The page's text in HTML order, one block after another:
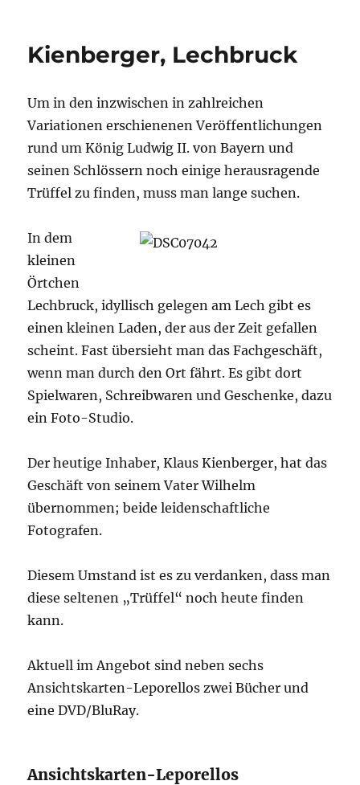
h
st
Kienberger, Lechbruck
Um in den inzwischen in zahlreichen
Variationen erschienenen Veröffentlichungen
rund um König Ludwig II. von Bayern und
seinen Schlössern noch einige herausragende
Trüffel zu finden, muss man lange suchen.
In dem
kleinen
Örtchen
Lechbruck, idyllisch gelegen am Lech gibt es
einen kleinen Laden, der aus der Zeit gefallen
scheint. Fast übersieht man das Fachgeschäft,
wenn man durch den Ort fährt. Es gibt dort
Spielwaren, Schreibwaren und Geschenke, dazu
ein Foto-Studio.
Der heutige Inhaber, Klaus Kienberger, hat das
Geschäft von seinem Vater Wilhelm
übernommen; beide leidenschaftliche
Fotografen.
Diesem Umstand ist es zu verdanken, dass man
diese seltenen „Trüffel“ noch heute finden
kann.
Aktuell im Angebot sind neben sechs
Ansichtskarten-Leporellos zwei Bücher und
eine DVD/BluRay.
Ansichtskarten-Leporellos